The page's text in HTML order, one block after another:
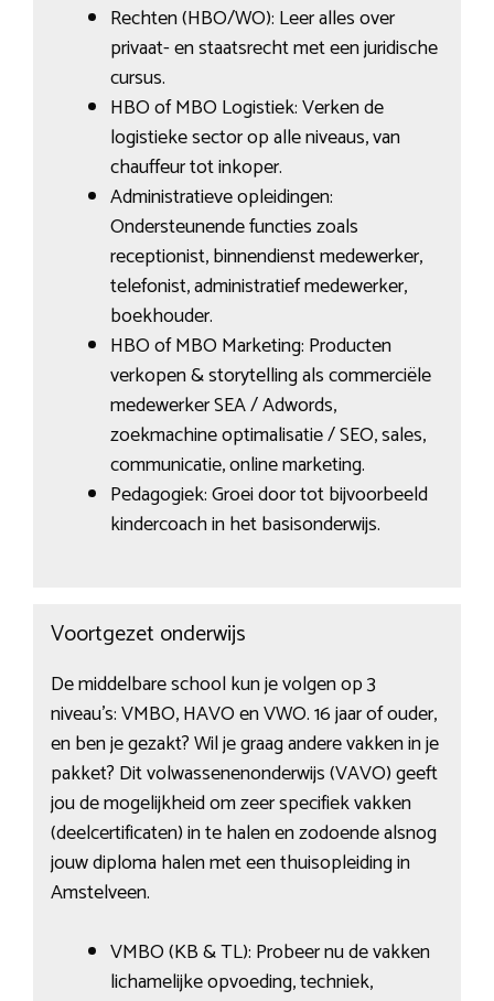
Rechten (HBO/WO): Leer alles over
privaat- en staatsrecht met een juridische
cursus.
HBO of MBO Logistiek: Verken de
logistieke sector op alle niveaus, van
chauffeur tot inkoper.
Administratieve opleidingen:
Ondersteunende functies zoals
receptionist, binnendienst medewerker,
telefonist, administratief medewerker,
boekhouder.
HBO of MBO Marketing: Producten
verkopen & storytelling als commerciële
medewerker SEA / Adwords,
zoekmachine optimalisatie / SEO, sales,
communicatie, online marketing.
Pedagogiek: Groei door tot bijvoorbeeld
kindercoach in het basisonderwijs.
Voortgezet onderwijs
De middelbare school kun je volgen op 3
niveau’s: VMBO, HAVO en VWO. 16 jaar of ouder,
en ben je gezakt? Wil je graag andere vakken in je
pakket? Dit volwassenenonderwijs (VAVO) geeft
jou de mogelijkheid om zeer specifiek vakken
(deelcertificaten) in te halen en zodoende alsnog
jouw diploma halen met een thuisopleiding in
Amstelveen.
VMBO (KB & TL): Probeer nu de vakken
lichamelijke opvoeding, techniek,